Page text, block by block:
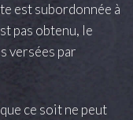
est subordonnée à
pas obtenu, le
versées par
ce soit ne peut